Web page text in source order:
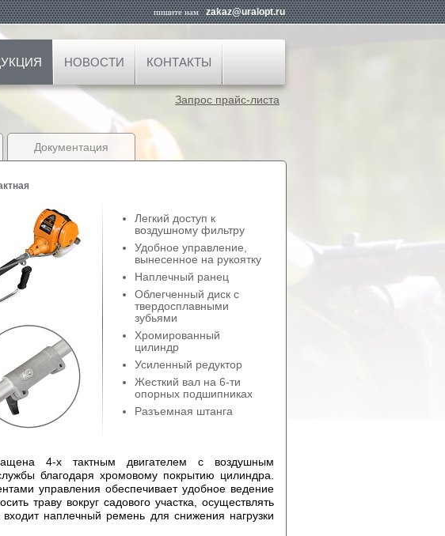
пишите намzakaz@uralopt.ru
НОВОСТИ КОНТАКТЫ
Запрос прайс-листа
Документация
Легкий доступ к
воздушному фильтру
Удобное управление,
вынесенное на рукоятку
Наплечный ранец
Облегченный диск с
твердосплавными
зубьями
Хромированный
цилиндр
Усиленный редуктор
Жесткий вал на 6-ти
опорных подшипниках
Разъемная штанга
4-х тактным двигателем с воздушным
благодаря хромовому покрытию цилиндра.
управления обеспечивает удобное ведение
траву вокруг садового участка, осуществлять
наплечный ремень для снижения нагрузки